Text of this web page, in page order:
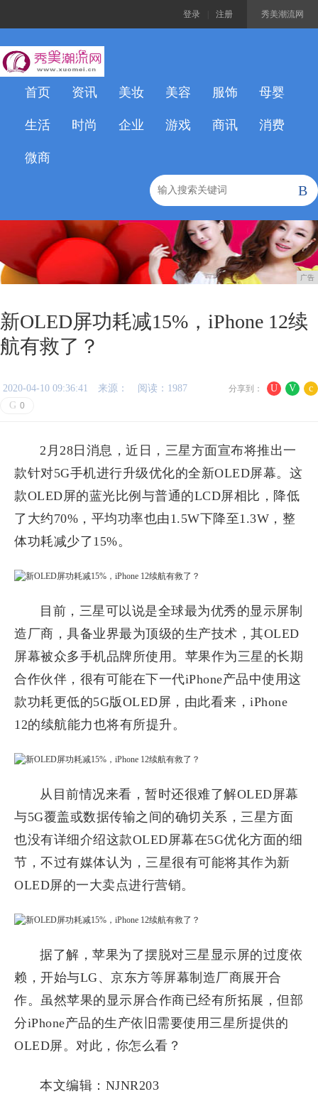
秀美潮流网
登录 注册
首页 资讯 美妆 美容 服饰 母婴
生活 时尚 企业 游戏 商讯 消费
微商
B
广告
新OLED屏功耗减15%，iPhone 12续
航有救了？
U V c
分享到：
2020-04-10 09:36:41 来源：
阅读：1987
G 0
2月28日消息，近日，三星方面宣布将推出一
款针对5G手机进行升级优化的全新OLED屏幕。这
款OLED屏的蓝光比例与普通的LCD屏相比，降低
了大约70%，平均功率也由1.5W下降至1.3W，整
体功耗减少了15%。
目前，三星可以说是全球最为优秀的显示屏制
造厂商，具备业界最为顶级的生产技术，其OLED
屏幕被众多手机品牌所使用。苹果作为三星的长期
合作伙伴，很有可能在下一代iPhone产品中使用这
款功耗更低的5G版OLED屏，由此看来，iPhone
12的续航能力也将有所提升。
从目前情况来看，暂时还很难了解OLED屏幕
与5G覆盖或数据传输之间的确切关系，三星方面
也没有详细介绍这款OLED屏幕在5G优化方面的细
节，不过有媒体认为，三星很有可能将其作为新
OLED屏的一大卖点进行营销。
据了解，苹果为了摆脱对三星显示屏的过度依
赖，开始与LG、京东方等屏幕制造厂商展开合
作。虽然苹果的显示屏合作商已经有所拓展，但部
分iPhone产品的生产依旧需要使用三星所提供的
OLED屏。对此，你怎么看？
本文编辑：NJNR203